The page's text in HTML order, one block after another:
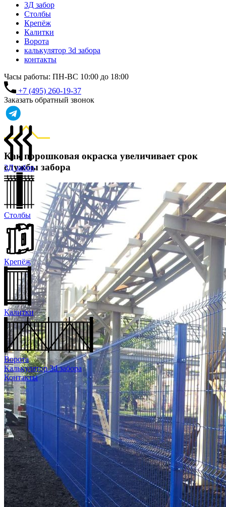
3Д забор
Столбы
Крепёж
Калитки
Ворота
калькулятор 3d забора
контакты
Часы работы: ПН-ВС 10:00 до 18:00
+7 (495) 260-19-37
Заказать обратный звонок
3Д забор
Столбы
Крепёж
Калитки
Ворота
Калькулятор 3d забора
Контакты
Как порошковая окраска увеличивает срок
службы забора